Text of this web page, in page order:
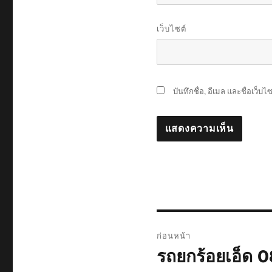
เว็บไซต์
บันทึกชื่อ, อีเมล และชื่อเว็บไ
เรื่อง
ก่อนหน้า
เรื่อง
รถยกร้อยเอ็ด